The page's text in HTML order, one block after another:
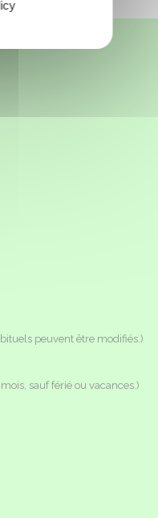
peuvent être modifiés.)
sauf férié ou vacances.)